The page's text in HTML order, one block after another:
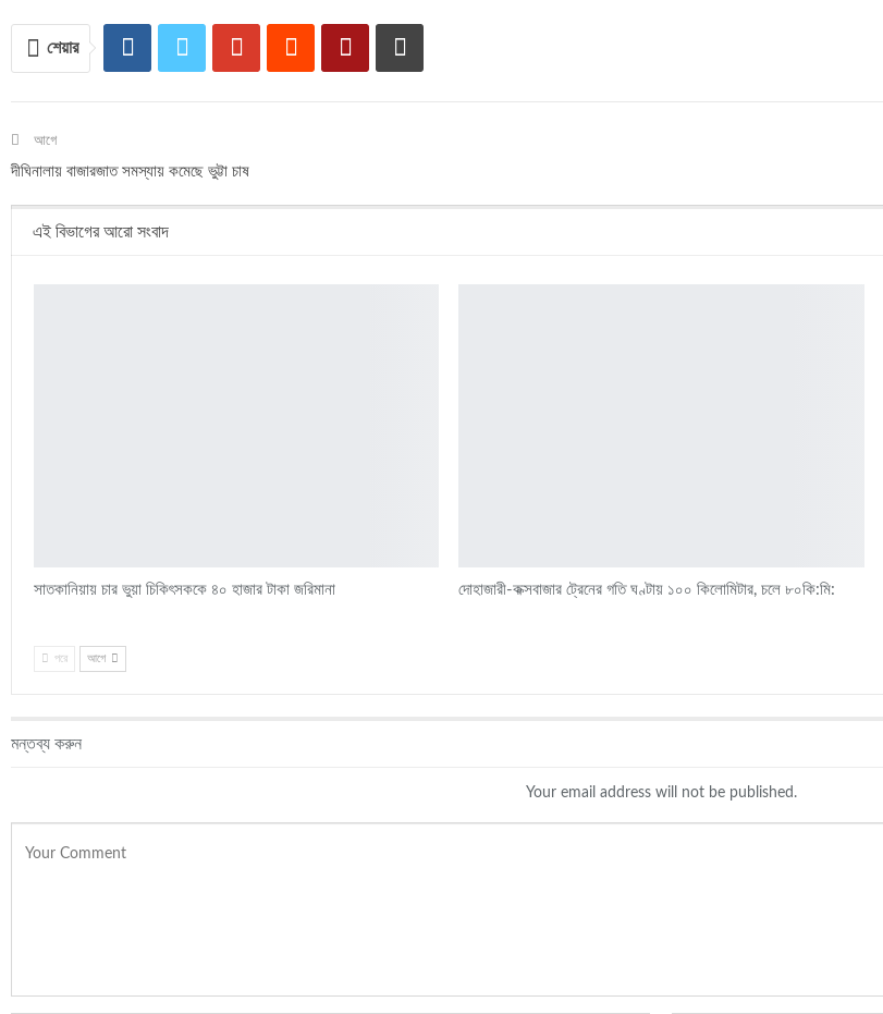
শেয়ার
আগে
দীঘিনালায় বাজারজাত সমস্যায় কমেছে ভুট্টা চাষ
এই বিভাগের আরো সংবাদ
সাতকানিয়ায় চার ভুয়া চিকিৎসককে ৪০ হাজার টাকা জরিমানা দোহাজারী-কক্সবাজার ট্রেনের গতি ঘণ্টায় ১০০ কিলোমিটার, চলে ৮০কি:মি:
পরে আগে
মন্তব্য করুন
Your email address will not be published.